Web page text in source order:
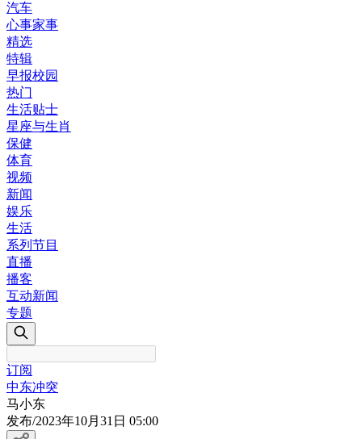
汽车
心事家事
精选
特辑
早报校园
热门
生活贴士
星座与生肖
保健
体育
视频
新闻
娱乐
生活
系列节目
直播
播客
互动新闻
专题
订阅
中东冲突
马小东
发布/2023年10月31日 05:00